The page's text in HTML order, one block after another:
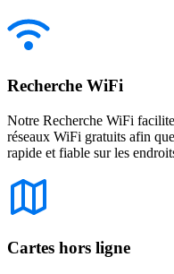
Recherche WiFi
Notre Recherche WiFi
réseaux WiFi gratuits afin
rapide et fiable sur les
Cartes hors ligne